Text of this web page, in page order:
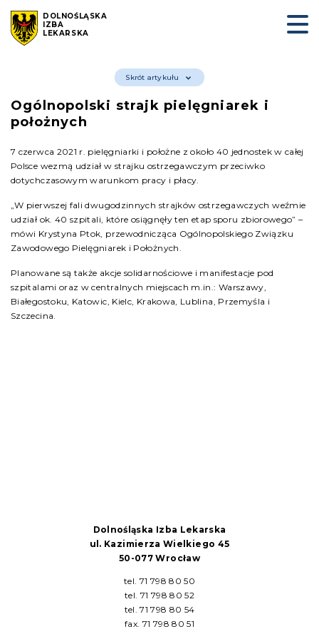
DOLNOŚLĄSKA
IZBA
LEKARSKA
Skrót artykułu
Ogólnopolski strajk pielęgniarek i
położnych
7 czerwca 2021 r. pielęgniarki i położne z około 40 jednostek w całej
Polsce wezmą udział w strajku ostrzegawczym przeciwko
dotychczasowym warunkom pracy i płacy.
„W pierwszej fali dwugodzinnych strajków ostrzegawczych weźmie
udział ok. 40 szpitali, które osiągnęły ten etap sporu zbiorowego” –
mówi Krystyna Ptok, przewodnicząca Ogólnopolskiego Związku
Zawodowego Pielęgniarek i Położnych.
Planowane są także akcje solidarnościowe i manifestacje pod
szpitalami oraz w centralnych miejscach m.in.: Warszawy,
Białegostoku, Katowic, Kielc, Krakowa, Lublina, Przemyśla i
Szczecina.
Dolnośląska Izba Lekarska
ul. Kazimierza Wielkiego 45
50-077 Wrocław
tel. 71 798 80 50
tel. 71 798 80 52
tel. 71 798 80 54
fax. 71 798 80 51